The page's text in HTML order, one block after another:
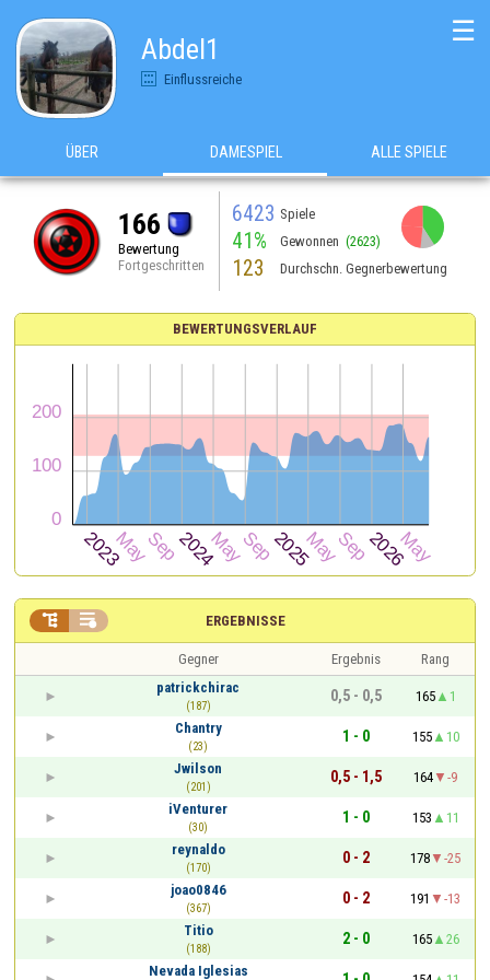
Abdel1
Einflussreiche
☰
ÜBER DAMESPIEL ALLE SPIELE
166
Bewertung
Fortgeschritten
6423 Spiele
41% Gewonnen (2623)
123 Durchschn. Gegnerbewertung
BEWERTUNGSVERLAUF
ERGEBNISSE
 
Gegner Ergebnis
Rang
patrickchirac
(187)
0,5 - 0,5 165
1
Chantry
(23)
1 - 0 155
10
Jwilson
(201)
0,5 - 1,5 164
-9
iVenturer
(30)
1 - 0 153
11
reynaldo
(170)
0 - 2 178
-25
joao0846
(367)
0 - 2 191
-13
Titio
(188)
2 - 0 165
26
Nevada Iglesias